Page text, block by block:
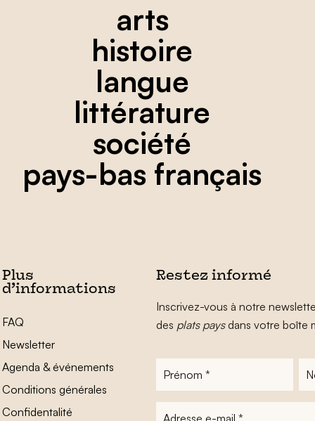
arts
histoire
langue
littérature
société
pays-bas français
Plus
d’informations
FAQ
Newsletter
Agenda & événements
Conditions générales
Confidentalité
Restez informé
Inscrivez-vous à notre
des plats paysdans votre boîte
Prénom Nom
Adresse